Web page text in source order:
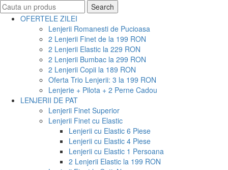
Search
for:
Search
OFERTELE ZILEI
Lenjerii Romanesti de Pucioasa
2 Lenjerii Finet de la 199 RON
2 Lenjerii Elastic la 229 RON
2 Lenjerii Bumbac la 299 RON
2 Lenjerii Copii la 189 RON
Oferta Trio Lenjerii: 3 la 199 RON
Lenjerie + Pilota + 2 Perne Cadou
LENJERII DE PAT
Lenjerii Finet Superior
Lenjerii Finet cu Elastic
Lenjerii cu Elastic 6 Piese
Lenjerii cu Elastic 4 Piese
Lenjerii cu Elastic 1 Persoana
2 Lenjerii Elastic la 199 RON